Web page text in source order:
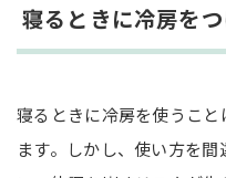
寝るときに冷房を
寝るときに冷房を使うこ
ます。しかし、使い方を